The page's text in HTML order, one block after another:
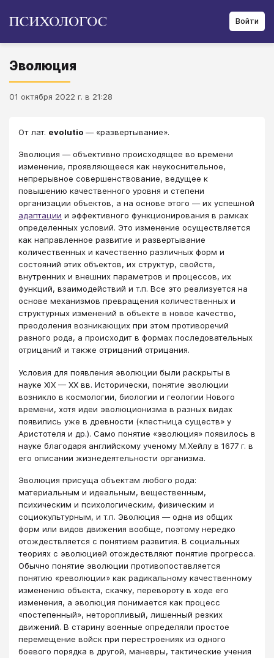
Войти
Эволюция
01 октября 2022 г. в 21:28
От лат. evolutio — «развертывание».
Эволюция — объективно происходящее во времени
изменение, проявляющееся как неукоснительное,
непрерывное совершенствование, ведущее к
повышению качественного уровня и степени
организации объектов, а на основе этого — их успешной
адаптации и эффективного функционирования в рамках
определенных условий. Это изменение осуществляется
как направленное развитие и развертывание
количественных и качественно различных форм и
состояний этих объектов, их структур, свойств,
внутренних и внешних параметров и процессов, их
функций, взаимодействий и т.п. Все это реализуется на
основе механизмов превращения количественных и
структурных изменений в объекте в новое качество,
преодоления возникающих при этом противоречий
разного рода, а происходит в формах последовательных
отрицаний и также отрицаний отрицания.
Условия для появления эволюции были раскрыты в
науке XIX — XX вв. Исторически, понятие эволюции
возникло в космологии, биологии и геологии Нового
времени, хотя идеи эволюционизма в разных видах
появились уже в древности («лестница существ» у
Аристотеля и др.). Само понятие «эволюция» появилось в
науке благодаря английскому ученому М.Хейлу в 1677 г. в
его описании жизнедеятельности организма.
Эволюция присуща объектам любого рода:
материальным и идеальным, вещественным,
психическим и психологическим, физическим и
социокультурным, и т.п. Эволюция — одна из общих
форм или видов движения вообще, поэтому нередко
отождествляется с понятием развития. В социальных
теориях с эволюцией отождествляют понятие прогресса.
Обычно понятие эволюции противопоставляется
понятию «революции» как радикальному качественному
изменению объекта, скачку, перевороту в ходе его
изменения, а эволюция понимается как процесс
«постепенный», неторопливый, лишенный резких
движений. В старину военные определяли простое
перемещение войск при перестроениях из одного
боевого порядка в другой, маневры, тактические учения